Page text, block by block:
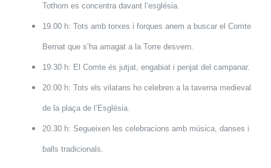
Tothom es concentra davant l’església.
19.00 h: Tots amb torxes i forques anem a buscar el Comte
Bernat que s’ha amagat a la Torre desvern.
19.30 h: El Comte és jutjat, engabiat i penjat del campanar.
20.00 h: Tots els vilatans ho celebren a la taverna medieval
de la plaça de l’Església.
20.30 h: Segueixen les celebracions amb música, danses i
balls tradicionals.